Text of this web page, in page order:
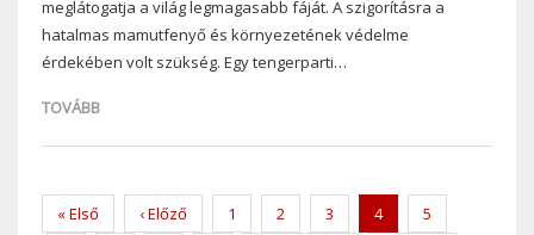
meglátogatja a világ legmagasabb fáját. A szigorításra a
hatalmas mamutfenyő és környezetének védelme
érdekében volt szükség. Egy tengerparti…
TOVÁBB
Pagination
First
« Első
Previous
‹ Előző Page
1 Page
2 Page
3
Current
4 Page
5